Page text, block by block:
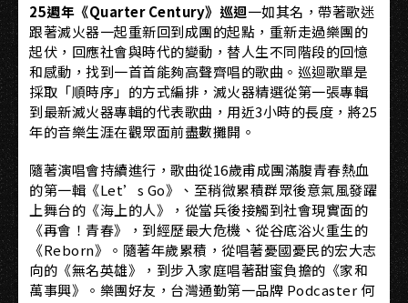
25週年《Quarter Century》巡迴一如其名，帶著歌迷
跟著滅火器一起重新回到成團的起點，重新走過樂團的
起伏，回應社會與時代的變動，替人生不同階段的回憶
和感動，找到一首首能夠高聲齊唱的歌曲。巡迴歌單是
採取「順時序」的方式編排，滅火器精選從第一張專輯
到最新滅火器專輯的代表歌曲，用近3小時的長度，將25
年的音樂生涯在觀眾面前盡數攤開。
隨著演唱會持續進行，歌曲從16歲甫成團滿腹青春熱血
的第一輯《Let’s Go》、至稍微累積群眾後意氣風發躍
上舞台的《海上的人》，從當兵後接觸到社會現實面的
《再會！青春》，到經歷最大危機、從谷底浴火重生的
《Reborn》。隨著年歲累積，從唱著憂國憂民的宏大志
向的《無名英雄》，到步入家庭唱著甜蜜負擔的《家和
萬事興》。樂團好友，台灣通勤第一品牌 Podcaster 何